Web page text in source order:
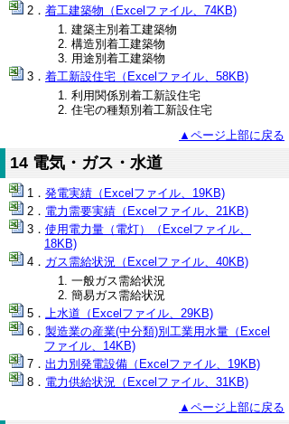
着工建築物（Excelファイル、74KB)
建築主別着工建築物
構造別着工建築物
用途別着工建築物
着工新設住宅（Excelファイル、58KB)
利用関係別着工新設住宅
住宅の種類別着工新設住宅
▲ページ上部に戻る
14 電気・ガス・水道
発電実績（Excelファイル、19KB)
電力需要実績（Excelファイル、21KB)
使用電力量（電灯）（Excelファイル、
18KB)
ガス需給状況（Excelファイル、40KB)
一般ガス需給状況
簡易ガス需給状況
上水道（Excelファイル、29KB)
製造業の産業(中分類)別工業用水量（Excel
ファイル、14KB)
出力別発電設備（Excelファイル、19KB)
電力供給状況（Excelファイル、31KB)
▲ページ上部に戻る